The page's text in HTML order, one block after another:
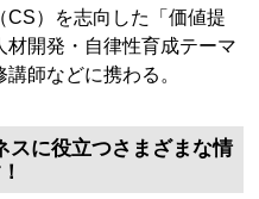
CS）を志向した「価値提
開発・自律性育成テーマ
師などに携わる。
スに役立つさまざまな情